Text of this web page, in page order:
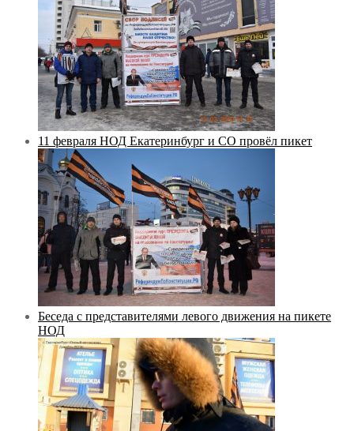
11 февраля НОД Екатеринбург и СО провёл пикет
Беседа с представителями левого движения на пикете
НОД